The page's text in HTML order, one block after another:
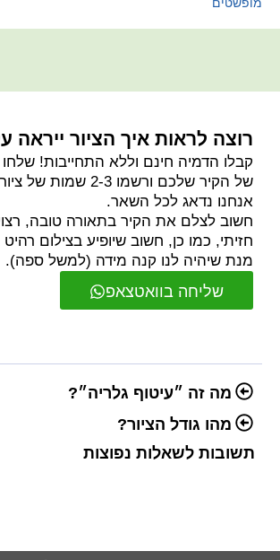
מופשטים
שליחה בוואטצאפ
רוצה לראות איך הציור ייראה
קבלו הדמיה חינם וללא התחייבות!
של הקיר שלכם ורשמו 2-
אנחנו נדאג לכל השאר.
חשוב לצלם את הקיר בתאורה טובה, רצוי
חזיתי, כמו כן, חשוב שיופיע בצילום
מנת שיהיה לנו קנה מידה (למשל ספה).
מה זה ״עיטוף גלריה״?
מהו גודל הציור?
תשובות לשאלות נפוצות